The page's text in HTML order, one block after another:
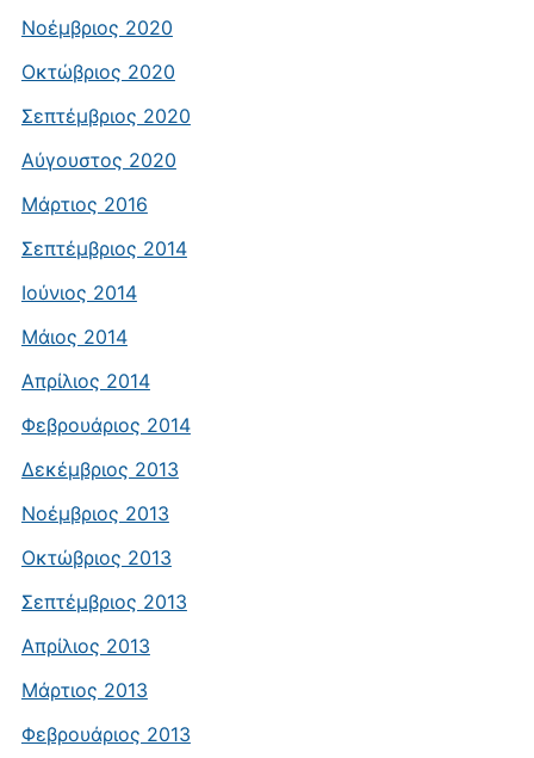
Νοέμβριος 2020
Οκτώβριος 2020
Σεπτέμβριος 2020
Αύγουστος 2020
Μάρτιος 2016
Σεπτέμβριος 2014
Ιούνιος 2014
Μάιος 2014
Απρίλιος 2014
Φεβρουάριος 2014
Δεκέμβριος 2013
Νοέμβριος 2013
Οκτώβριος 2013
Σεπτέμβριος 2013
Απρίλιος 2013
Μάρτιος 2013
Φεβρουάριος 2013